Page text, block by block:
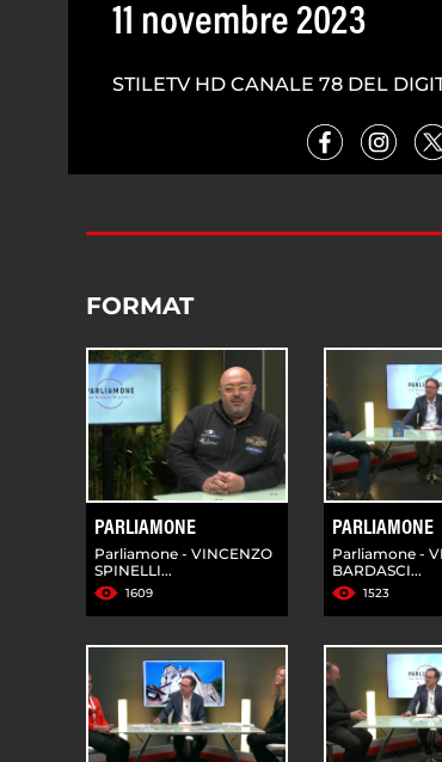
11 novembre 2023
STILETV HD CANALE 78 DEL
FORMAT
PARLIAMONE
Parliamone - VINCENZO
SPINELLI...
1609
PARLIAMONE
Parliamone -
BARDASCI...
1523